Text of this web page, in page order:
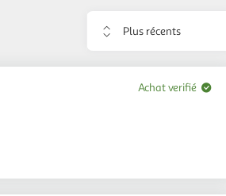
Trier
avis
Achat verifié